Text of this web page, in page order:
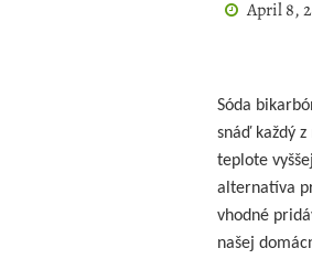
April 8,
Sóda
snáď každý
teplote
alternatíva
vhodné
našej